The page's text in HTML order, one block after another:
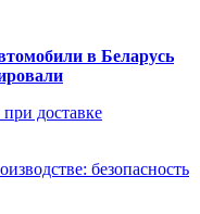
в Беларусь
доставке
безопасность